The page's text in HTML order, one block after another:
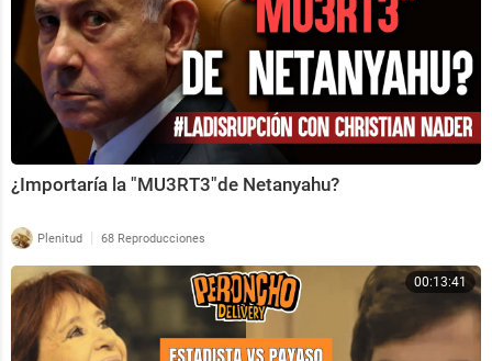
¿Importaría la "MU3RT3"de Netanyahu?
Plenitud | 68 Reproducciones
00:13:41